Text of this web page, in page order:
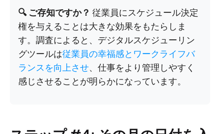
🔍 ご存知ですか？ 従業員にスケジュール決定
権を与えることは大きな効果をもたらしま
す。調査によると、デジタルスケジューリン
グツールは従業員の幸福感とワークライフバ
ランスを向上させ、仕事をより管理しやすく
感じさせることが明らかになっています。